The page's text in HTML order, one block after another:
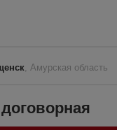
, Амурская область